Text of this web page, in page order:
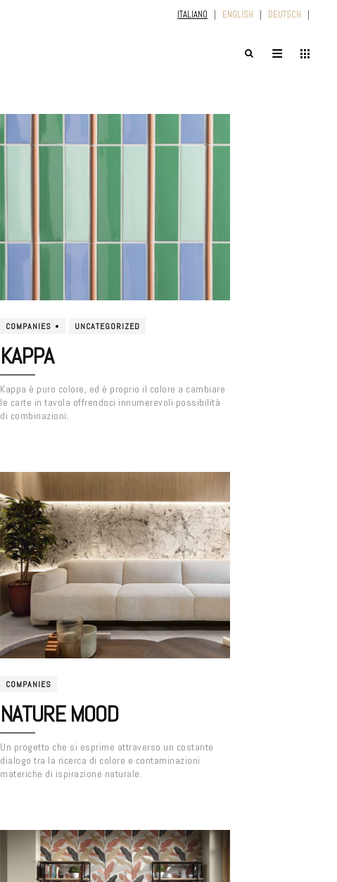
ITALIANO | ENGLISH | DEUTSCH |
COMPANIES UNCATEGORIZED
KAPPA
Kappa è puro colore, ed è proprio il colore a cambiare
le carte in tavola offrendoci innumerevoli possibilità
di combinazioni.
COMPANIES
NATURE MOOD
Un progetto che si esprime attraverso un costante
dialogo tra la ricerca di colore e contaminazioni
materiche di ispirazione naturale.